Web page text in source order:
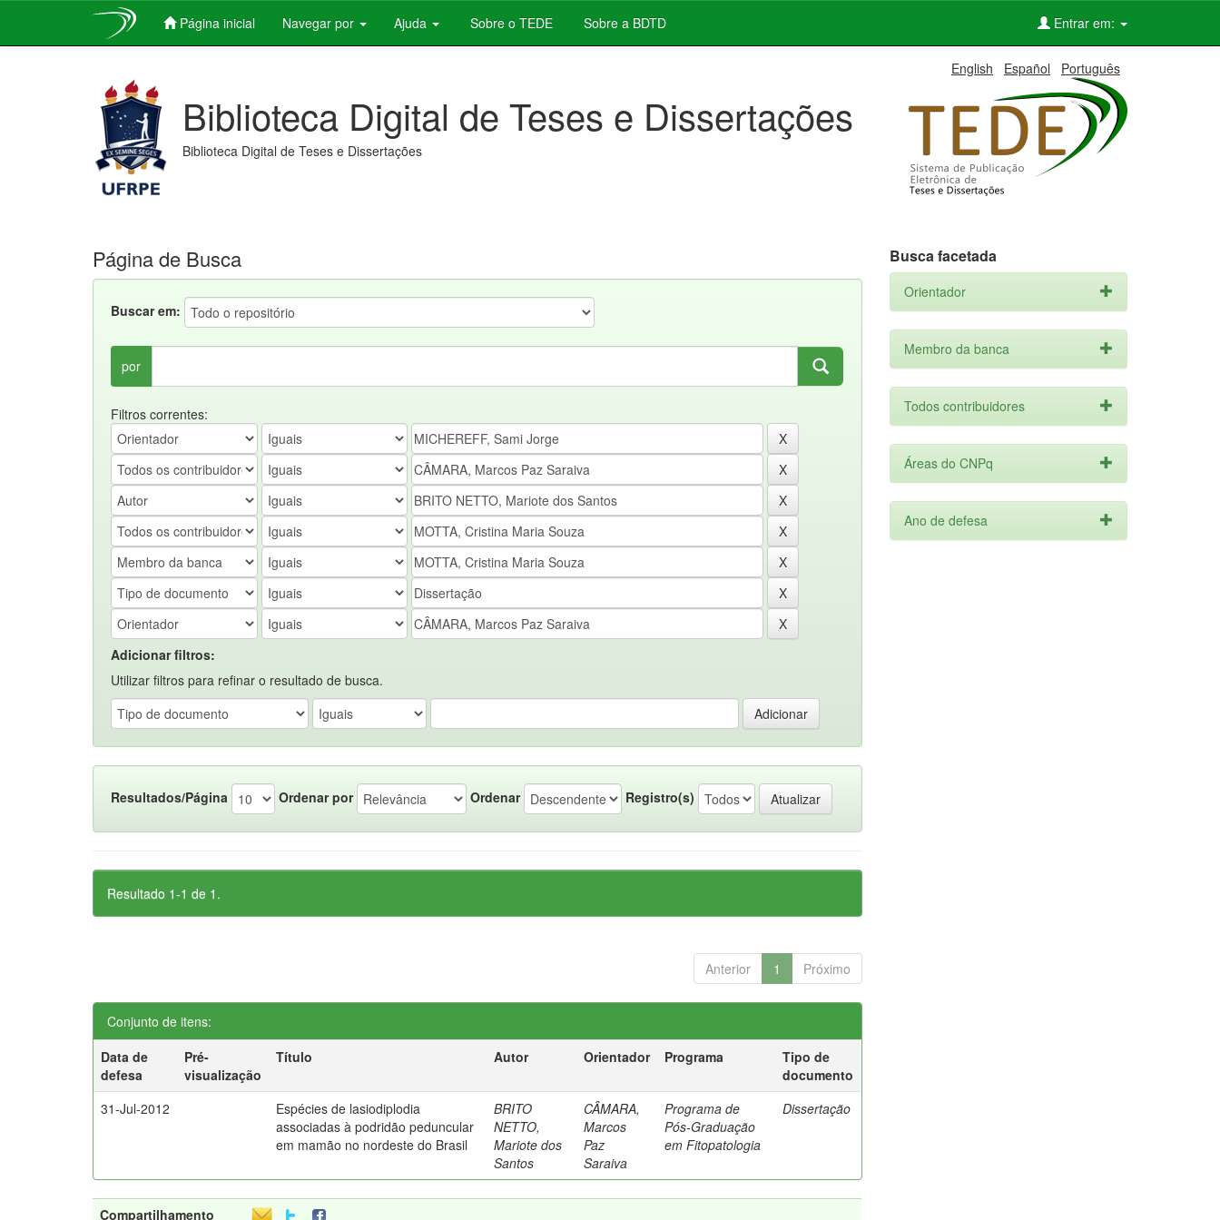
Página inicial Navegar por Ajuda Sobre o TEDE Sobre a BDTD Entrar em:
English Español Português
Biblioteca Digital de Teses e Dissertações
Biblioteca Digital de Teses e Dissertações
Página de Busca
Buscar em:
por
Filtros correntes:
Adicionar filtros:
Utilizar filtros para refinar o resultado de busca.
Resultados/Página Ordenar por Ordenar Registro(s)
Resultado 1-1 de 1.
Anterior 1 Próximo
Conjunto de itens:
Data de
defesa
Pré-
visualização
Título Autor Orientador Programa
Tipo de
documento
31-Jul-2012
Espécies de lasiodiplodia
associadas à podridão peduncular
em mamão no nordeste do Brasil
BRITO
NETTO,
Mariote dos
Santos
CÂMARA,
Marcos
Paz
Saraiva
Programa de
Pós-Graduação
em Fitopatologia
Dissertação
Compartilhamento
Busca facetada
Orientador
Membro da banca
Todos contribuidores
Áreas do CNPq
Ano de defesa